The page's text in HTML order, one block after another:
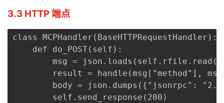
3.3 HTTP 端点
class MCPHandler(BaseHTTPRequestHandler):
def do_POST(self):
msg =
result = handle(msg["method"],
body = json.dumps({"jsonrpc":
self.send_response(200)